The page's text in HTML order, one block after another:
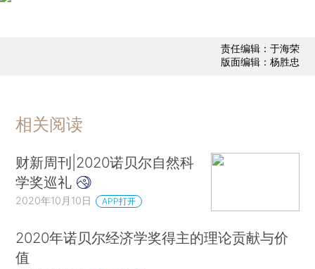
责任编辑：于海荣
版面编辑：杨胜忠
相关阅读
财新周刊|2020诺贝尔自然科
学奖巡礼
2020年10月10日 APP打开
2020年诺贝尔经济学奖得主的理论贡献与价
值